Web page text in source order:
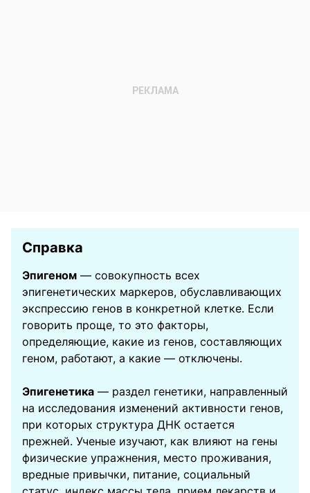
Справка
Эпигеном — совокупность всех
эпигенетических маркеров, обуславливающих
экспрессию генов в конкретной клетке. Если
говорить проще, то это факторы,
определяющие, какие из генов, составляющих
геном, работают, а какие — отключены.
Эпигенетика — раздел генетики, направленный
на исследования изменений активности генов,
при которых структура ДНК остается
прежней. Ученые изучают, как влияют на гены
физические упражнения, место проживания,
вредные привычки, питание, социальный